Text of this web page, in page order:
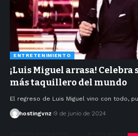
ENTRETENIMIENTO
¡Luis Miguel arrasa!
más taquillero del mundo
El regreso de Luis Miguel vino con todo,
hostingvnz 9 de junio de 2024